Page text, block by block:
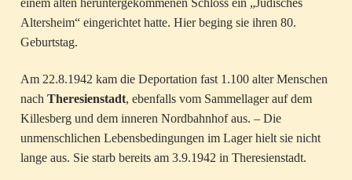
Altersheim“ eingerichtet hatte. Hier beging sie ihren 80.
Geburtstag.
Am 22.8.1942 kam die Deportation fast 1.100 alter Menschen
nach Theresienstadt, ebenfalls vom Sammellager auf dem
Killesberg und dem inneren Nordbahnhof aus. – Die
unmenschlichen Lebensbedingungen im Lager hielt sie nicht
lange aus. Sie starb bereits am 3.9.1942 in Theresienstadt.